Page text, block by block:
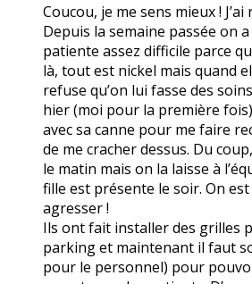
Coucou, je me sens mieux !
Depuis la semaine passée on
patiente assez difficile parce
là, tout est nickel mais quand
refuse qu’on lui fasse des
hier (moi pour la première
avec sa canne pour me faire
de me cracher dessus. Du
le matin mais on la laisse à
fille est présente le soir. On
agresser !
Ils ont fait installer des grilles
parking et maintenant il faut
pour le personnel) pour